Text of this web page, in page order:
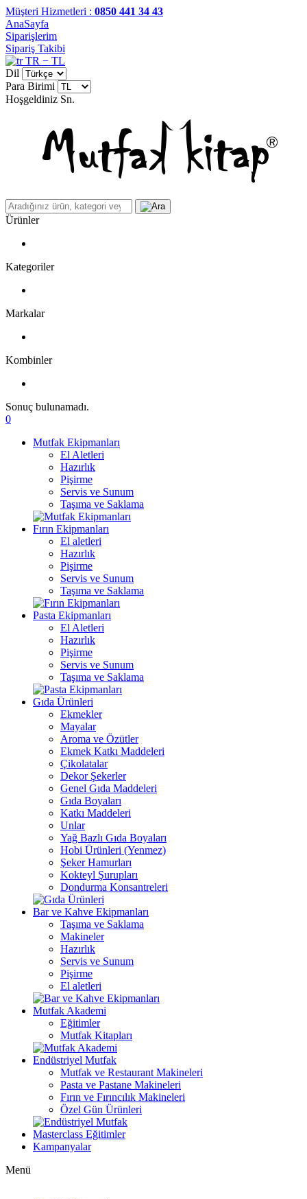
Müşteri Hizmetleri : 0850 441 34 43
AnaSayfa
Siparişlerim
Sipariş Takibi
TR − TL
Dil
Para Birimi
Hoşgeldiniz Sn.
Ürünler
Kategoriler
Markalar
Kombinler
Sonuç bulunamadı.
0
Mutfak Ekipmanları
El Aletleri
Hazırlık
Pişirme
Servis ve Sunum
Taşıma ve Saklama
Fırın Ekipmanları
El aletleri
Hazırlık
Pişirme
Servis ve Sunum
Taşıma ve Saklama
Pasta Ekipmanları
El Aletleri
Hazırlık
Pişirme
Servis ve Sunum
Taşıma ve Saklama
Gıda Ürünleri
Ekmekler
Mayalar
Aroma ve Özütler
Ekmek Katkı Maddeleri
Çikolatalar
Dekor Şekerler
Genel Gıda Maddeleri
Gıda Boyaları
Katkı Maddeleri
Unlar
Yağ Bazlı Gıda Boyaları
Hobi Ürünleri (Yenmez)
Şeker Hamurları
Kokteyl Şurupları
Dondurma Konsantreleri
Bar ve Kahve Ekipmanları
Taşıma ve Saklama
Makineler
Hazırlık
Servis ve Sunum
Pişirme
El aletleri
Mutfak Akademi
Eğitimler
Mutfak Kitapları
Endüstriyel Mutfak
Mutfak ve Restaurant Makineleri
Pasta ve Pastane Makineleri
Fırın ve Fırıncılık Makineleri
Özel Gün Ürünleri
Masterclass Eğitimler
Kampanyalar
Menü